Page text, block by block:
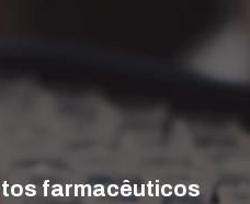
farmacêuticos